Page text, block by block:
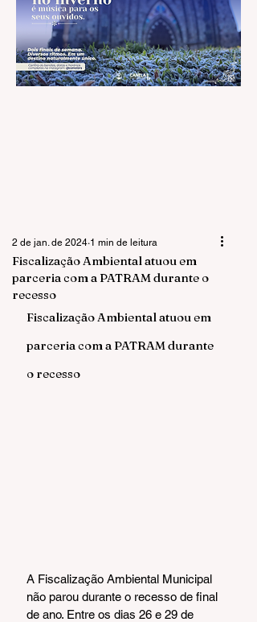
Fiscalização Ambiental atuou em
parceria com a PATRAM durante o
recesso
2 de jan. de 2024 1 min de leitura
Fiscalização Ambiental atuou em
parceria com a PATRAM durante
o recesso
A Fiscalização Ambiental Municipal
não parou durante o recesso de final
de ano. Entre os dias 26 e 29 de